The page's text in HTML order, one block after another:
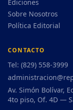
Ediciones
Sobre Nosotros
Política Editorial
CONTACTO
Tel: (829) 558-3999
Av. Simón Bolívar,
4to piso, Of. 4D —